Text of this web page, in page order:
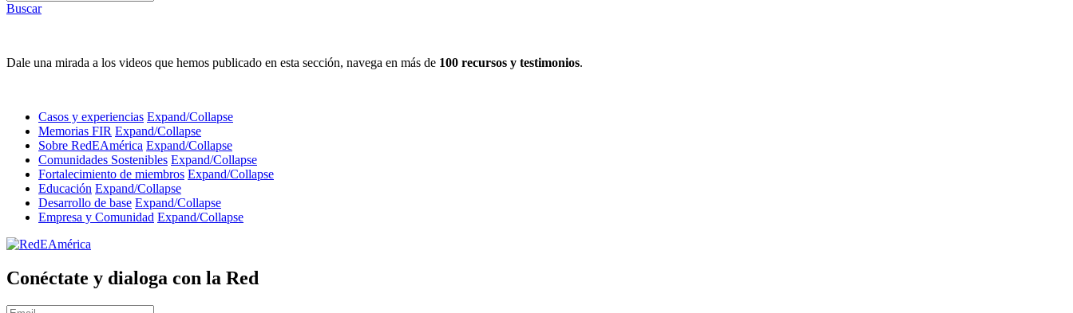
Buscar
Dale una mirada a los videos que hemos publicado en esta sección, navega en más de 100 recursos y testimonios.
Casos y experiencias Expand/Collapse
Memorias FIR Expand/Collapse
Sobre RedEAmérica Expand/Collapse
Comunidades Sostenibles Expand/Collapse
Fortalecimiento de miembros Expand/Collapse
Educación Expand/Collapse
Desarrollo de base Expand/Collapse
Empresa y Comunidad Expand/Collapse
Conéctate y dialoga con la Red